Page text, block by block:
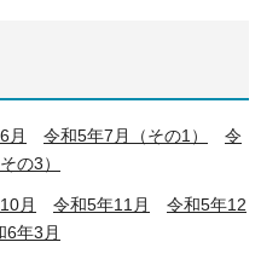
月 令和5年7月（その1）
令
の3）
月 令和5年11月
令和5年12
6年3月